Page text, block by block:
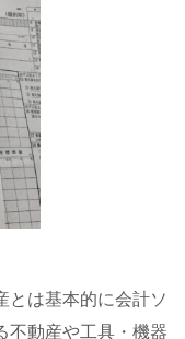
とは基本的に会計ソ
不動産や工具・機器